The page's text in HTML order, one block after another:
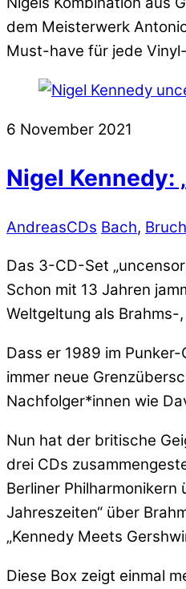
dem Meisterwerk
Must-have für jede
6 November 2021
Nigel Kennedy:
AndreasCDs Bach, Bruch
Das 3-CD-Set
Schon mit 13 Jahren
Weltgeltung als
Dass er 1989 im
immer neue
Nachfolger*innen wie
Nun hat der britische
drei CDs
Berliner
Jahreszeiten“ über
„Kennedy Meets
Diese Box zeigt einmal